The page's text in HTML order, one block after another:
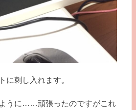
に刺し入れます。
うに……頑張ったのですがこれ